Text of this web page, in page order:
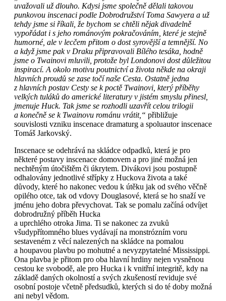
uvažovali už dlouho. Kdysi jsme společně dělali takovou
punkovou inscenaci podle Dobrodružství Toma Sawyera a už
tehdy jsme si říkali, že bychom se chtěli nějak divadelně
vypořádat i s jeho románovým pokračováním, které je stejně
humorné, ale v lecčem přitom o dost syrovější a temnější. No
a když jsme pak v Draku připravovali Bílého tesáka, hodně
jsme o Twainovi mluvili, protože byl Londonovi dost důležitou
inspirací. A okolo motivu poutnictví a života někde na okraji
hlavních proudů se zase točí naše Cesta. Ostatně jedna
z hlavních postav Cesty se k poctě Twainovi, který příběhy
velkých tuláků do americké literatury v jistém smyslu přinesl,
jmenuje Huck. Tak jsme se rozhodli uzavřít celou trilogii
a konečně se k Twainovu románu vrátit,“ přibližuje
souvislosti vzniku inscenace dramaturg a spoluautor inscenace
Tomáš Jarkovský.
Inscenace se odehrává na skládce odpadků, která je pro
některé postavy inscenace domovem a pro jiné možná jen
nechtěným útočištěm či úkrytem. Divákovi jsou postupně
odhalovány jednotlivé střípky z Huckova života a také
důvody, které ho nakonec vedou k útěku jak od svého věčně
opilého otce, tak od vdovy Douglasové, která se ho snaží ve
jménu jeho dobra převychovat. Tak se pomalu začíná odvíjet
dobrodružný příběh Hucka
a uprchlého otroka Jima. Ti se nakonec za zvuků
všudypřítomného blues vydávají na monstrózním voru
sestaveném z věcí nalezených na skládce na pomalou
a houpavou plavbu po mohutné a nevyzpytatelné Mississippi.
Ona plavba je přitom pro oba hlavní hrdiny nejen vysněnou
cestou ke svobodě, ale pro Hucka i k vnitřní integritě, kdy na
základě daných okolností a svých zkušeností reviduje své
osobní postoje včetně předsudků, kterých si do té doby možná
ani nebyl vědom.